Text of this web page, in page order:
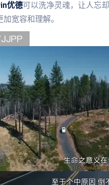
优德可以洗净灵魂，让人忘
宽容和理解。